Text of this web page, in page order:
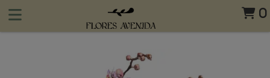
0